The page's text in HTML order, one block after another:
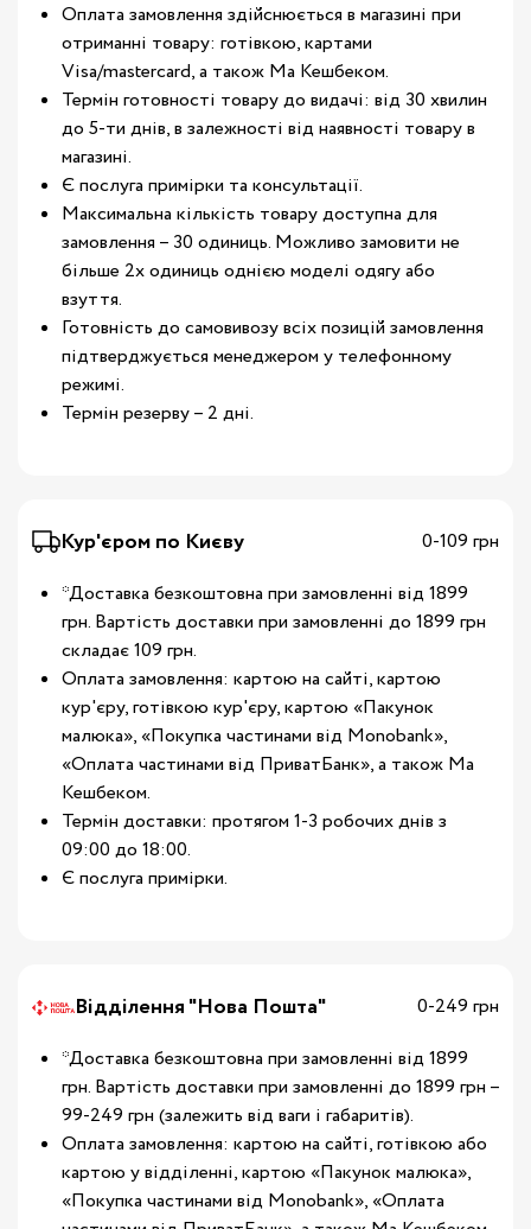
Оплата замовлення здійснюється в магазині при
отриманні товару: готівкою, картами
Visa/mastercard, а також Ма Кешбеком.
Термін готовності товару до видачі: від 30 хвилин
до 5-ти днів, в залежності від наявності товару в
магазині.
Є послуга примірки та консультації.
Максимальна кількість товару доступна для
замовлення – 30 одиниць. Можливо замовити не
більше 2х одиниць однією моделі одягу або
взуття.
Готовність до самовивозу всіх позицій замовлення
підтверджується менеджером у телефонному
режимі.
Термін резерву – 2 дні.
Кур'єром по Києву
0-109 грн
*Доставка безкоштовна при замовленні від 1899
грн. Вартість доставки при замовленні до 1899 грн
складає 109 грн.
Оплата замовлення: картою на сайті, картою
кур'єру, готівкою кур'єру, картою «Пакунок
малюка», «Покупка частинами від Monobank»,
«Оплата частинами від ПриватБанк», а також Ма
Кешбеком.
Термін доставки: протягом 1-3 робочих днів з
09:00 до 18:00.
Є послуга примірки.
Відділення "Нова Пошта"
0-249 грн
*Доставка безкоштовна при замовленні від 1899
грн. Вартість доставки при замовленні до 1899 грн –
99-249 грн (залежить від ваги і габаритів).
Оплата замовлення: картою на сайті, готівкою або
картою у відділенні, картою «Пакунок малюка»,
«Покупка частинами від Monobank», «Оплата